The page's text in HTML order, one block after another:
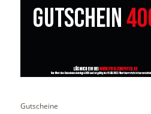
Gutscheine